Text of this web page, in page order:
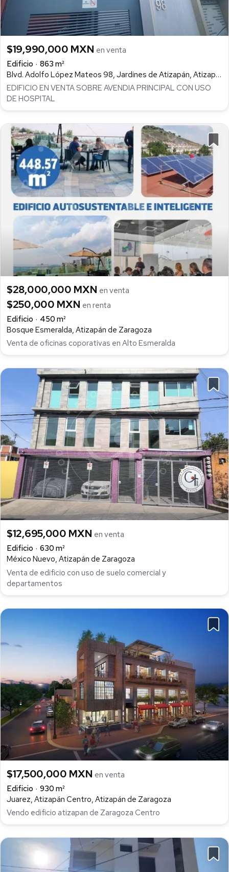
$19,990,000 MXN en venta
Edificio
863 m²
Blvd. Adolfo López Mateos 98, Jardines de Atizapán, Atizapán de Zaragoza
EDIFICIO EN VENTA SOBRE AVENDIA PRINCIPAL CON USO
DE HOSPITAL
$28,000,000 MXN en venta
$250,000 MXN en renta
Edificio
450 m²
Bosque Esmeralda, Atizapán de Zaragoza
Venta de oficinas coporativas en Alto Esmeralda
$12,695,000 MXN en venta
Edificio
630 m²
México Nuevo, Atizapán de Zaragoza
Venta de edificio con uso de suelo comercial y
departamentos
$17,500,000 MXN en venta
Edificio
930 m²
Juarez, Atizapán Centro, Atizapán de Zaragoza
Vendo edificio atizapan de Zaragoza Centro